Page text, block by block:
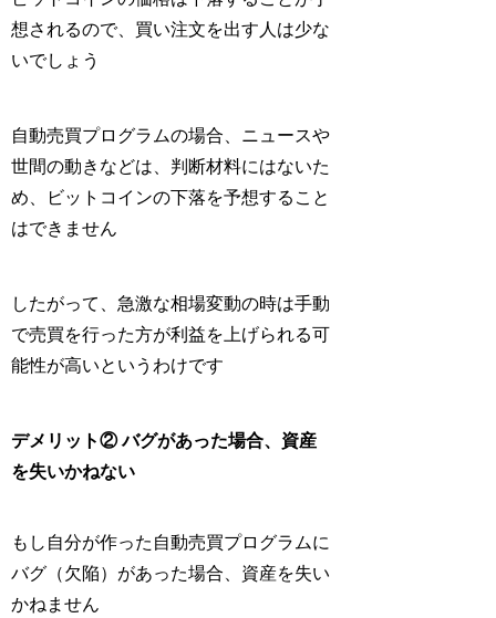
想されるので、買い注文を出す人は少な
いでしょう
自動売買プログラムの場合、ニュースや
世間の動きなどは、判断材料にはないた
め、ビットコインの下落を予想すること
はできません
したがって、急激な相場変動の時は手動
で売買を行った方が利益を上げられる可
能性が高いというわけです
デメリット② バグがあった場合、資産
を失いかねない
もし自分が作った 自動売買プログラムに
バグ（欠陥）があった場合、資産を失い
かねません